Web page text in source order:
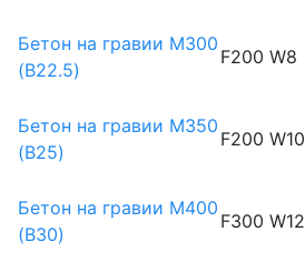
Бетон на гравии М300
(B22.5)
F200 W8
Бетон на гравии М350
(B25)
F200 W10
Бетон на гравии М400
(B30)
F300 W12